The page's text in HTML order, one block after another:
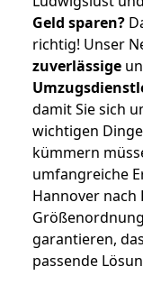
Geld sparen?
richtig! Unser
zuverlässige
damit Sie sich
wichtigen
kümmern
umfangreiche
Hannover
garantieren,
passende